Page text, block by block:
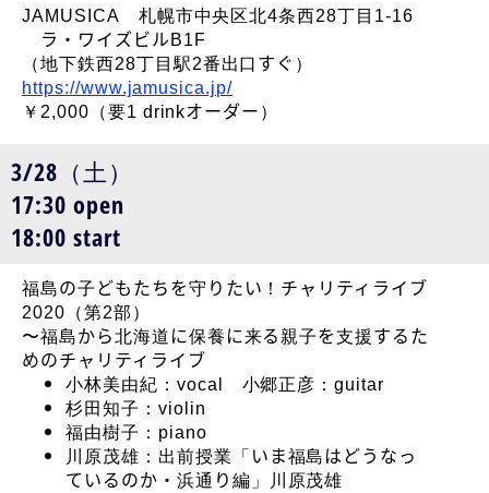
JAMUSICA 札幌市中央区北4条西28丁目1-16
ラ・ワイズビルB1F
（地下鉄西28丁目駅2番出口すぐ）
https://www.jamusica.jp/
￥2,000（要1 drinkオーダー）
3/28（土）
17:30 open
18:00 start
福島の子どもたちを守りたい！チャリティライブ
2020（第2部）
〜福島から北海道に保養に来る親子を支援するた
めのチャリティライブ
小林美由紀：vocal 小郷正彦：guitar
杉田知子：violin
福由樹子：piano
川原茂雄：出前授業「いま福島はどうなっ
ているのか・浜通り編」川原茂雄